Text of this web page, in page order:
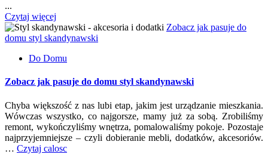
...
Czytaj więcej
Zobacz jak pasuje do
domu styl skandynawski
Do Domu
Zobacz jak pasuje do domu styl skandynawski
Chyba większość z nas lubi etap, jakim jest urządzanie mieszkania.
Wówczas wszystko, co najgorsze, mamy już za sobą. Zrobiliśmy
remont, wykończyliśmy wnętrza, pomalowaliśmy pokoje. Pozostaje
najprzyjemniejsze – czyli dobieranie mebli, dodatków, akcesoriów.
… Czytaj calosc